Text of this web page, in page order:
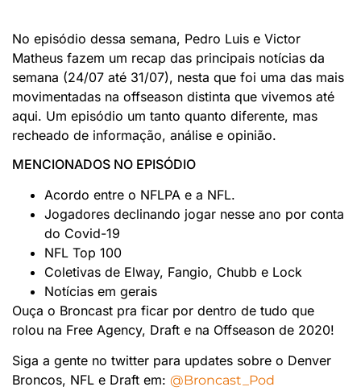
No episódio dessa semana, Pedro Luis e Victor
Matheus fazem um recap das principais notícias da
semana (24/07 até 31/07), nesta que foi uma das mais
movimentadas na offseason distinta que vivemos até
aqui. Um episódio um tanto quanto diferente, mas
recheado de informação, análise e opinião.
MENCIONADOS NO EPISÓDIO
Acordo entre o NFLPA e a NFL.
Jogadores declinando jogar nesse ano por conta
do Covid-19
NFL Top 100
Coletivas de Elway, Fangio, Chubb e Lock
Notícias em gerais
Ouça o Broncast pra ficar por dentro de tudo que
rolou na Free Agency, Draft e na Offseason de 2020!
Siga a gente no twitter para updates sobre o Denver
Broncos, NFL e Draft em: @Broncast_Pod